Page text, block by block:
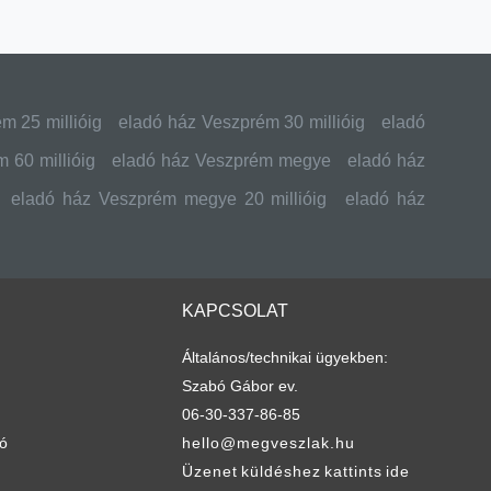
25 millióig eladó ház Veszprém 30 millióig eladó
60 millióig eladó ház Veszprém megye eladó ház
eladó ház Veszprém megye 20 millióig eladó ház
KAPCSOLAT
Általános/technikai ügyekben:
Szabó Gábor ev.
06-30-337-86-85
hello@megveszlak.hu
Üzenet küldéshez kattints ide